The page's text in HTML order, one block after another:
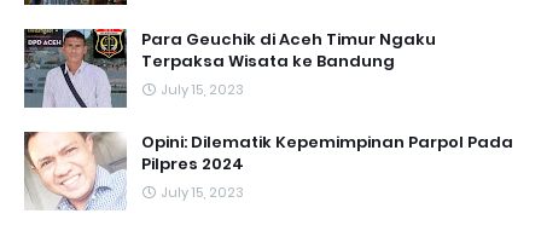
Para Geuchik di Aceh Timur Ngaku
Terpaksa Wisata ke Bandung
July 15, 2023
Opini: Dilematik Kepemimpinan Parpol Pada
Pilpres 2024
July 15, 2023